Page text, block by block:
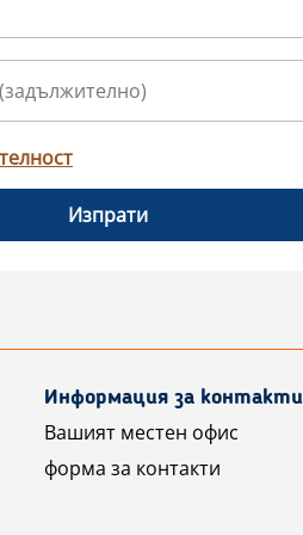
Изпрати
Информация за контакти
Вашият местен офис
форма за контакти